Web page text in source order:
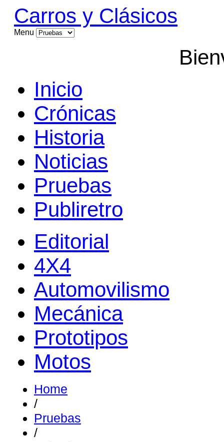
Carros y Clásicos
Menu
Inicio
Crónicas
Historia
Noticias
Pruebas
Publiretro
Editorial
4X4
Automovilismo
Mecánica
Prototipos
Motos
Home
/
Pruebas
/